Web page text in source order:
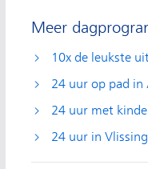
Meer
10x de leukste
24 uur op pad
24 uur met
24 uur in